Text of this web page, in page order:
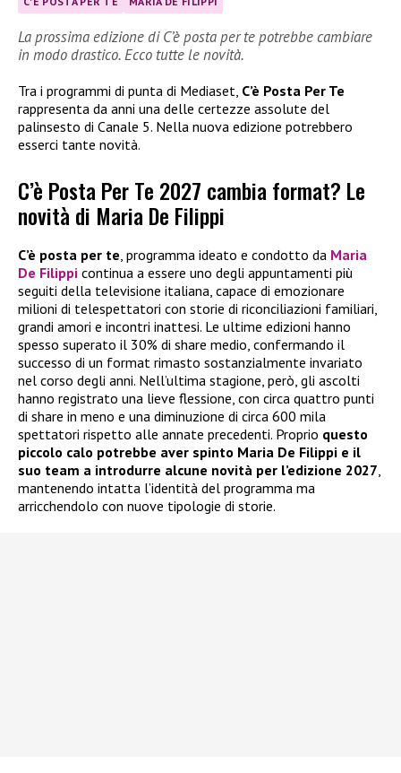
La prossima edizione di C’è posta per te potrebbe cambiare
in modo drastico. Ecco tutte le novità.
Tra i programmi di punta di Mediaset, C’è Posta Per Te
rappresenta da anni una delle certezze assolute del
palinsesto di Canale 5. Nella nuova edizione potrebbero
esserci tante novità.
C’è Posta Per Te 2027 cambia format? Le
novità di Maria De Filippi
C’è posta per te , programma ideato e condotto da Maria
De Filippi continua a essere uno degli appuntamenti più
seguiti della televisione italiana, capace di emozionare
milioni di telespettatori con storie di riconciliazioni familiari,
grandi amori e incontri inattesi. Le ultime edizioni hanno
spesso superato il 30% di share medio, confermando il
successo di un format rimasto sostanzialmente invariato
nel corso degli anni. Nell’ultima stagione, però, gli ascolti
hanno registrato una lieve flessione, con circa quattro punti
di share in meno e una diminuzione di circa 600 mila
spettatori rispetto alle annate precedenti. Proprio questo
piccolo calo potrebbe aver spinto Maria De Filippi e il
suo team a introdurre alcune novità per l’edizione 2027
mantenendo intatta l’identità del programma ma
arricchendolo con nuove tipologie di storie.